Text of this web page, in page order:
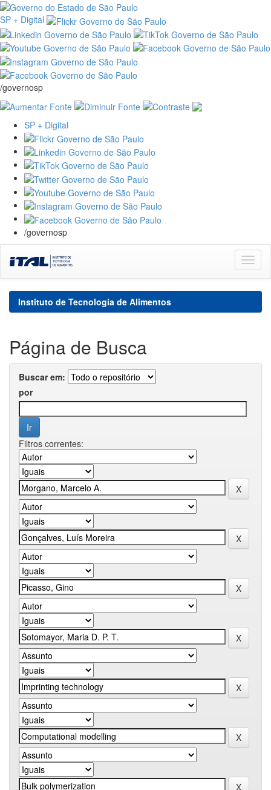
SP + Digital
/governosp
SP + Digital
/governosp
navigation
Instituto de Tecnologia de Alimentos
Página de Busca
Buscar em:
por
Filtros correntes: